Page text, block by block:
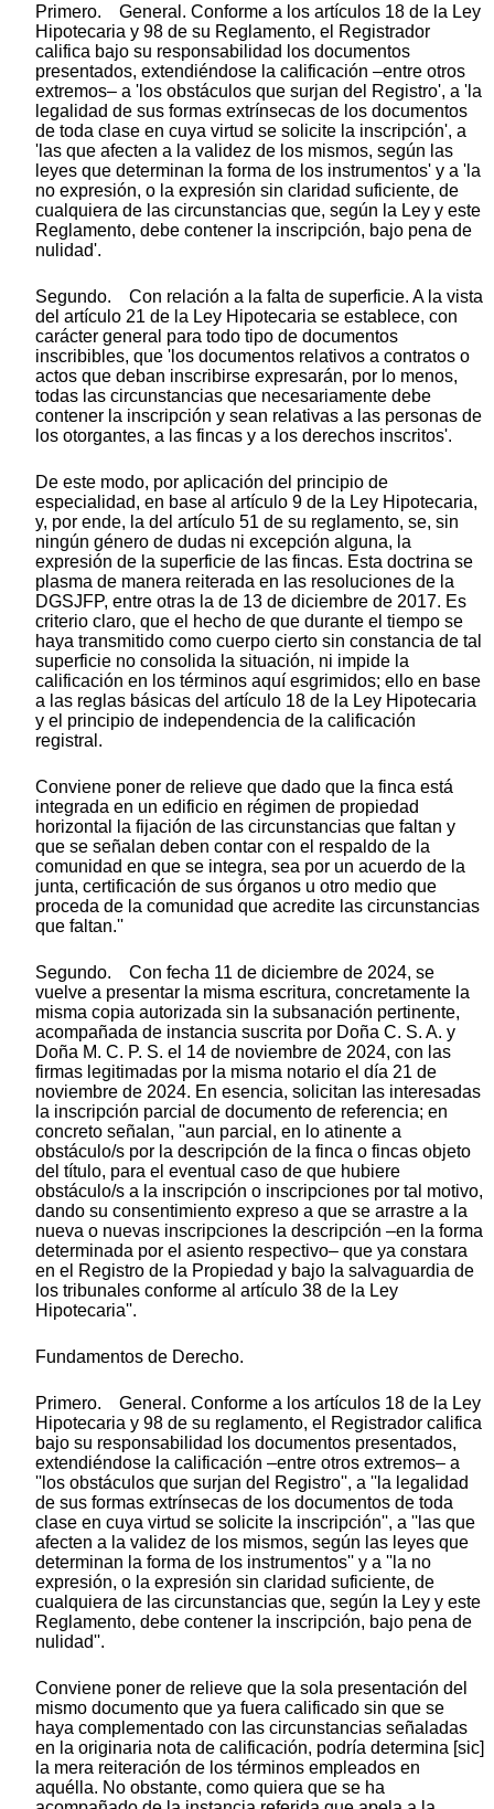
Primero. General. Conforme a los artículos 18 de la Ley
Hipotecaria y 98 de su Reglamento, el Registrador
califica bajo su responsabilidad los documentos
presentados, extendiéndose la calificación –entre otros
extremos– a 'los obstáculos que surjan del Registro', a 'la
legalidad de sus formas extrínsecas de los documentos
de toda clase en cuya virtud se solicite la inscripción', a
'las que afecten a la validez de los mismos, según las
leyes que determinan la forma de los instrumentos' y a 'la
no expresión, o la expresión sin claridad suficiente, de
cualquiera de las circunstancias que, según la Ley y este
Reglamento, debe contener la inscripción, bajo pena de
nulidad'.
Segundo. Con relación a la falta de superficie. A la vista
del artículo 21 de la Ley Hipotecaria se establece, con
carácter general para todo tipo de documentos
inscribibles, que 'los documentos relativos a contratos o
actos que deban inscribirse expresarán, por lo menos,
todas las circunstancias que necesariamente debe
contener la inscripción y sean relativas a las personas de
los otorgantes, a las fincas y a los derechos inscritos'.
De este modo, por aplicación del principio de
especialidad, en base al artículo 9 de la Ley Hipotecaria,
y, por ende, la del artículo 51 de su reglamento, se, sin
ningún género de dudas ni excepción alguna, la
expresión de la superficie de las fincas. Esta doctrina se
plasma de manera reiterada en las resoluciones de la
DGSJFP, entre otras la de 13 de diciembre de 2017. Es
criterio claro, que el hecho de que durante el tiempo se
haya transmitido como cuerpo cierto sin constancia de tal
superficie no consolida la situación, ni impide la
calificación en los términos aquí esgrimidos; ello en base
a las reglas básicas del artículo 18 de la Ley Hipotecaria
y el principio de independencia de la calificación
registral.
Conviene poner de relieve que dado que la finca está
integrada en un edificio en régimen de propiedad
horizontal la fijación de las circunstancias que faltan y
que se señalan deben contar con el respaldo de la
comunidad en que se integra, sea por un acuerdo de la
junta, certificación de sus órganos u otro medio que
proceda de la comunidad que acredite las circunstancias
que faltan.''
Segundo. Con fecha 11 de diciembre de 2024, se
vuelve a presentar la misma escritura, concretamente la
misma copia autorizada sin la subsanación pertinente,
acompañada de instancia suscrita por Doña C. S. A. y
Doña M. C. P. S. el 14 de noviembre de 2024, con las
firmas legitimadas por la misma notario el día 21 de
noviembre de 2024. En esencia, solicitan las interesadas
la inscripción parcial de documento de referencia; en
concreto señalan, ''aun parcial, en lo atinente a
obstáculo/s por la descripción de la finca o fincas objeto
del título, para el eventual caso de que hubiere
obstáculo/s a la inscripción o inscripciones por tal motivo,
dando su consentimiento expreso a que se arrastre a la
nueva o nuevas inscripciones la descripción –en la forma
determinada por el asiento respectivo– que ya constara
en el Registro de la Propiedad y bajo la salvaguardia de
los tribunales conforme al artículo 38 de la Ley
Hipotecaria''.
Fundamentos de Derecho.
Primero. General. Conforme a los artículos 18 de la Ley
Hipotecaria y 98 de su reglamento, el Registrador califica
bajo su responsabilidad los documentos presentados,
extendiéndose la calificación –entre otros extremos– a
''los obstáculos que surjan del Registro'', a ''la legalidad
de sus formas extrínsecas de los documentos de toda
clase en cuya virtud se solicite la inscripción'', a ''las que
afecten a la validez de los mismos, según las leyes que
determinan la forma de los instrumentos'' y a ''la no
expresión, o la expresión sin claridad suficiente, de
cualquiera de las circunstancias que, según la Ley y este
Reglamento, debe contener la inscripción, bajo pena de
nulidad''.
Conviene poner de relieve que la sola presentación del
mismo documento que ya fuera calificado sin que se
haya complementado con las circunstancias señaladas
en la originaria nota de calificación, podría determina [sic]
la mera reiteración de los términos empleados en
aquélla. No obstante, como quiera que se ha